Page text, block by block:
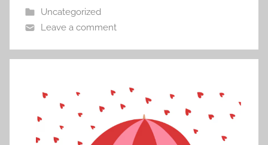
Uncategorized
Leave a comment